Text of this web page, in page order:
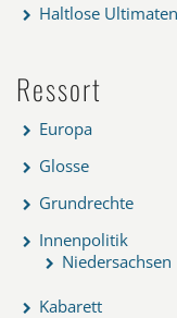
Haltlose
Ressort
Europa
Glosse
Grundrechte
Innenpolitik
Niedersachsen
Kabarett